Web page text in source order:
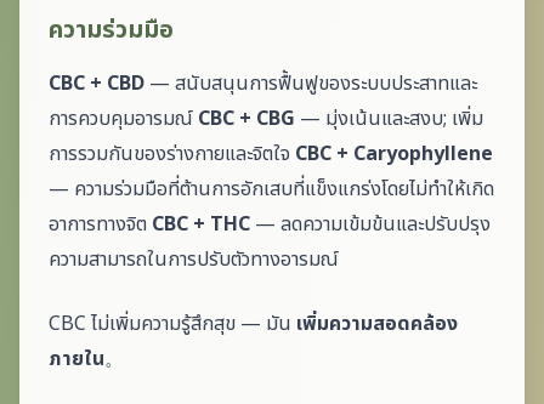
ความร่วมมือ
CBC + CBD — สนับสนุนการฟื้นฟูของระบบประสาทและ
การควบคุมอารมณ์ CBC + CBG — มุ่งเน้นและสงบ; เพิ่ม
การรวมกันของร่างกายและจิตใจ CBC + Caryophyllene
— ความร่วมมือที่ต้านการอักเสบที่แข็งแกร่งโดยไม่ทำให้เกิด
อาการทางจิต CBC + THC — ลดความเข้มข้นและปรับปรุง
ความสามารถในการปรับตัวทางอารมณ์
CBC ไม่เพิ่มความรู้สึกสุข — มัน เพิ่มความสอดคล้อง
ภายใน。